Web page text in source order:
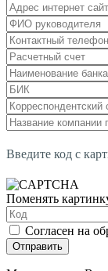
Введите код с
Поменять
Согласен на
Отправить